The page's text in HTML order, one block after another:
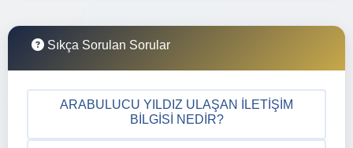
Sıkça Sorulan Sorular
ARABULUCU YILDIZ ULAŞAN İLETIŞIM
BILGISI NEDIR?